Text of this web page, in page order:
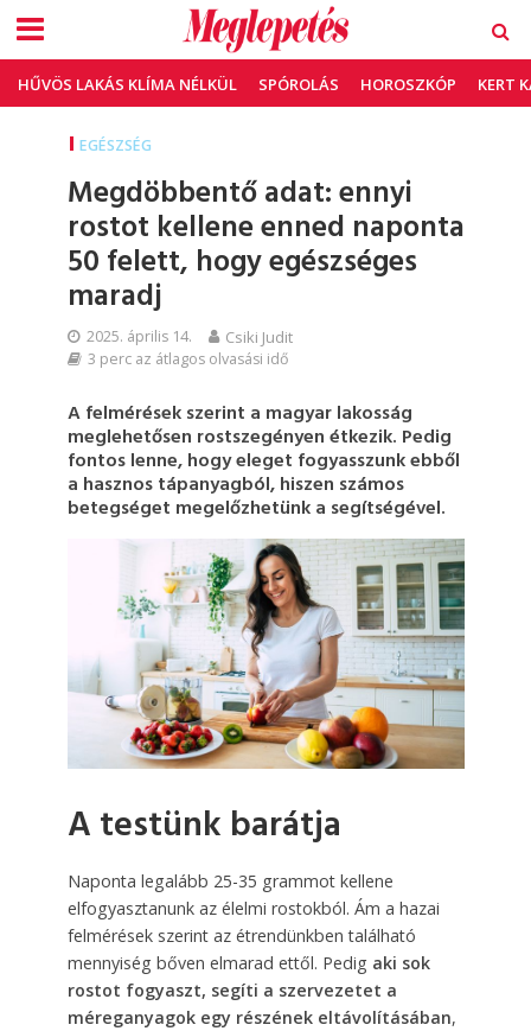
HŰVÖS LAKÁS KLÍMA NÉLKÜL SPÓROLÁS HOROSZKÓP KERT
EGÉSZSÉG
Megdöbbentő adat: ennyi
rostot kellene enned naponta
50 felett, hogy egészséges
maradj
2025. április 14. Csiki Judit
3 perc az átlagos olvasási idő
A felmérések szerint a magyar lakosság
meglehetősen rostszegényen étkezik. Pedig
fontos lenne, hogy eleget fogyasszunk ebből
a hasznos tápanyagból, hiszen számos
betegséget megelőzhetünk a segítségével.
A testünk barátja
Naponta legalább 25-35 grammot kellene
elfogyasztanunk az élelmi rostokból. Ám a hazai
felmérések szerint az étrendünkben található
mennyiség bőven elmarad ettől. Pedig aki sok
rostot fogyaszt, segíti a szervezetet a
méreganyagok egy részének eltávolításában,